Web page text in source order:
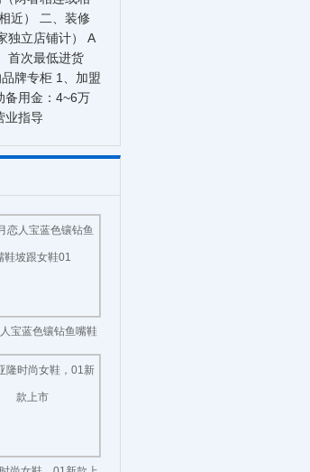
近） 二、装修
独立店铺计） A
首次最低进货
牌专柜 1、加盟
备用金：4~6万
业指导
宝蓝色镶钻鱼嘴鞋
坡跟女鞋01